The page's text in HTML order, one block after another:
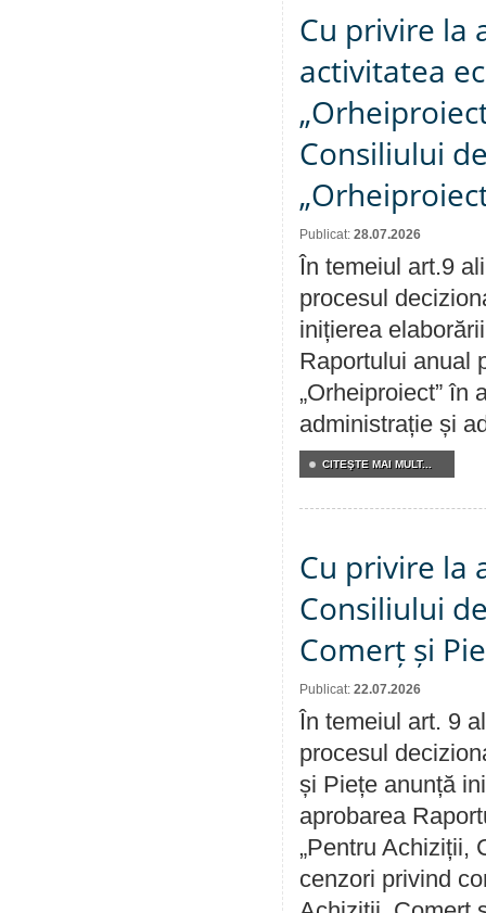
Cu privire la
activitatea
Consiliului
Publicat: 28.07.2026
În temeiul art.9
procesul
inițierea
Raportului anual
„Orheiproiect” în
administrație și
CITEŞTE MAI MULT...
Cu privire la
Consiliului
Comerț și
Publicat: 22.07.2026
În temeiul art. 9
procesul
și Piețe anunță
aprobarea
„Pentru Achiziții,
cenzori privind